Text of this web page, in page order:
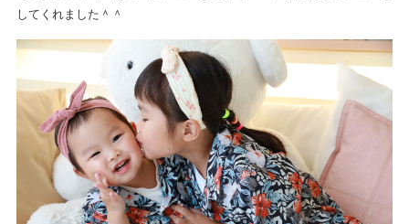
してくれました＾＾